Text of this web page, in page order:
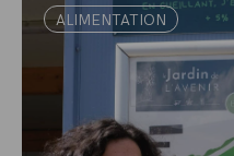
ALIMENTATION